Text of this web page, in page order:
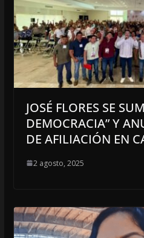
JOSÉ FLORES SE
DEMOCRACIA” Y
DE AFILIACIÓN EN
2 agosto, 2025